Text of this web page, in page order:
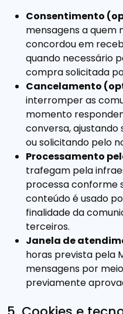
Consentimento
mensagens a quem
concordou em
quando necessário
compra solicitada
Cancelamento
interromper as
momento
conversa,
ou solicitando pelo
Processamento
trafegam pela
processa conforme
conteúdo é usado
finalidade da
terceiros.
Janela de
horas prevista pela
mensagens por
previamente